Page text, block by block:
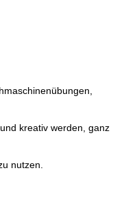
kreativ werden, ganz
nutzen.